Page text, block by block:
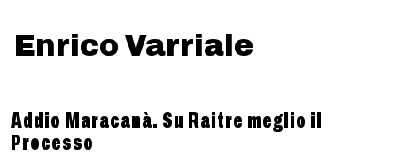
Enrico Varriale
Addio Maracanà. Su Raitre meglio il
Processo